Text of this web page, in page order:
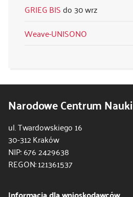
GRIEG BIS
30 wrz
Weave-UNISONO
Narodowe Centrum Nauki
ul. Twardowskiego 16
30-312 Kraków
NIP: 676 2429638
REGON: 121361537